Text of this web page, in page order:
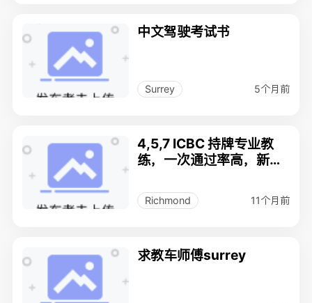
中文驾驶考试书
Surrey 5个月前
4,5,7 ICBC 持牌专业教
练，一次通过率高，新款
89991711
Richmond 11个月前
求教车师傅surrey